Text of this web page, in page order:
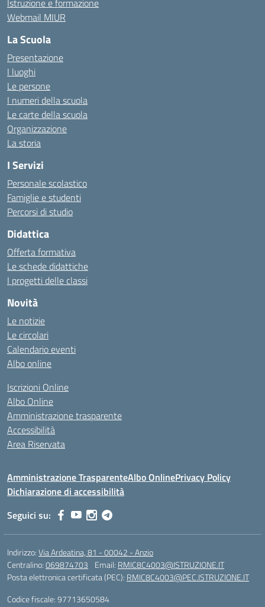
Istruzione e formazione
Webmail MIUR
La Scuola
Presentazione
I luoghi
Le persone
I numeri della scuola
Le carte della scuola
Organizzazione
La storia
I Servizi
Personale scolastico
Famiglie e studenti
Percorsi di studio
Didattica
Offerta formativa
Le schede didattiche
I progetti delle classi
Novità
Le notizie
Le circolari
Calendario eventi
Albo online
Iscrizioni Online
Albo Online
Amministrazione trasparente
Accessibilità
Area Riservata
Amministrazione TrasparenteAlbo OnlinePrivacy Policy
Dichiarazione di accessibilità
Seguici su:
Indirizzo:Via Ardeatina, 81 - 00042 - Anzio
Centralino:069874703 Email: RMIC8C4003@ISTRUZIONE.IT
Posta elettronica certificata (PEC): RMIC8C4003@PEC.ISTRUZIONE.IT
Codice fiscale: 97713650584